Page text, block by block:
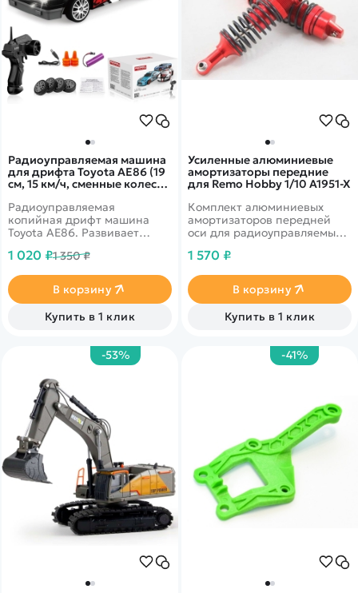
Радиоуправляемая машина
для дрифта Toyota AE86 (19
см, 15 км/ч, сменные колеса,
Радиоуправляемая
копийная дрифт машина
Toyota AE86. Развивает
комплекте присутствуют
Светодиодные фары.
Ёмкость аккумулятора 500
1 020 ₽1 350 ₽
В корзину
Купить в 1 клик
Усиленные алюминиевые
амортизаторы передние
для Remo Hobby 1/10 A1951-X
Комплект алюминиевых
амортизаторов передней
оси для радиоуправляемых
EX3 масштаба 1/10
1 570 ₽
В корзину
Купить в 1 клик
-53% -41%